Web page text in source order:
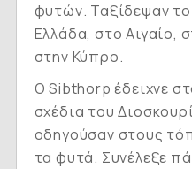
φυτών. Ταξίδεψαν το
Ελλάδα, στο Αιγαίο,
στην Κύπρο.
Ο Sibthorp έδειχνε
σχέδια του
οδηγούσαν στους
τα φυτά. Συνέλεξε